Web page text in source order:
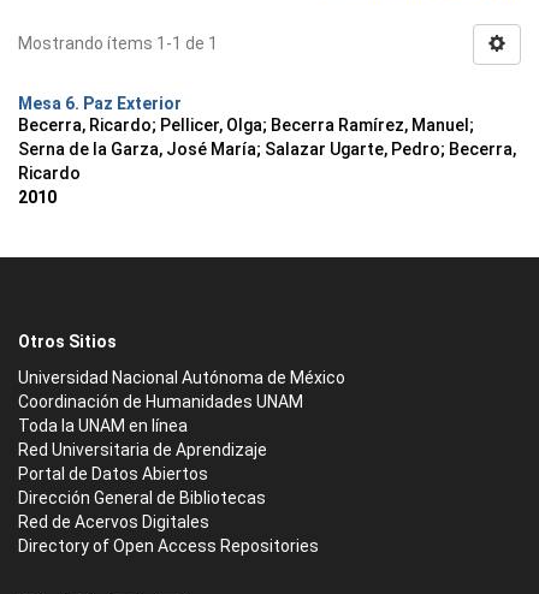
Mostrando ítems 1-1 de 1
Mesa 6. Paz Exterior
Becerra, Ricardo; Pellicer, Olga; Becerra Ramírez, Manuel ;
Serna de la Garza, José María; Salazar Ugarte, Pedro; Becerra,
Ricardo
2010
Otros Sitios
Universidad Nacional Autónoma de México
Coordinación de Humanidades UNAM
Toda la UNAM en línea
Red Universitaria de Aprendizaje
Portal de Datos Abiertos
Dirección General de Bibliotecas
Red de Acervos Digitales
Directory of Open Access Repositories